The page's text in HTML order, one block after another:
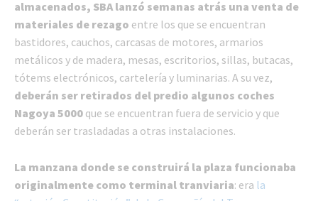
almacenados, SBA lanzó semanas atrás una venta de
materiales de rezago entre los que se encuentran
bastidores, cauchos, carcasas de motores, armarios
metálicos y de madera, mesas, escritorios, sillas, butacas,
tótems electrónicos, cartelería y luminarias. A su vez,
deberán ser retirados del predio algunos coches
Nagoya 5000 que se encuentran fuera de servicio y que
deberán ser trasladadas a otras instalaciones.
La manzana donde se construirá la plaza funcionaba
originalmente como terminal tranviaria: era la